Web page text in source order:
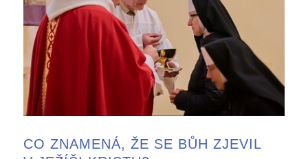
CO ZNAMENÁ, ŽE SE BŮH ZJEVIL